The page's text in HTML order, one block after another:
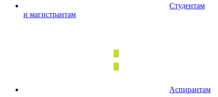
Студентам
и магистрантам
Аспирантам